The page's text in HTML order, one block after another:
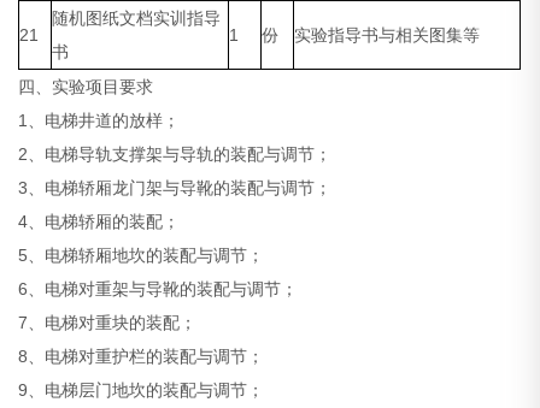
21
随机图纸文档实训指导
书
1 份 实验指导书与相关图集等
四、实验项目要求
1、电梯井道的放样；
2、电梯导轨支撑架与导轨的装配与调节；
3、电梯轿厢龙门架与导靴的装配与调节；
4、电梯轿厢的装配；
5、电梯轿厢地坎的装配与调节；
6、电梯对重架与导靴的装配与调节；
7、电梯对重块的装配；
8、电梯对重护栏的装配与调节；
9、电梯层门地坎的装配与调节；